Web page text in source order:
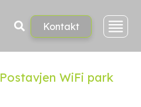
Kontakt
Postavjen WiFi park